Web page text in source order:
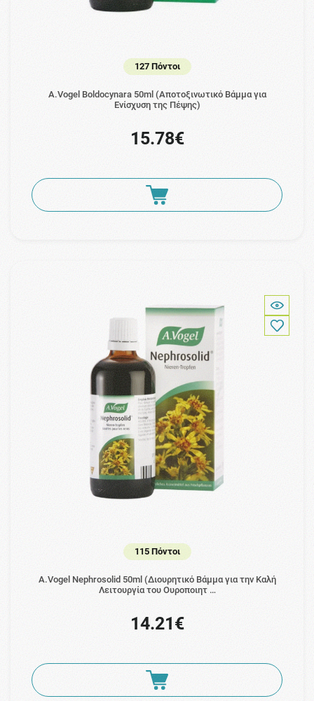
127 Πόντοι
A.Vogel Boldocynara 50ml (Αποτοξινωτικό Βάμμα για
Ενίσχυση της Πέψης)
15.78€
115 Πόντοι
A.Vogel Nephrosolid 50ml (Διουρητικό Βάμμα για την Καλή
Λειτουργία του Ουροποιητ …
14.21€